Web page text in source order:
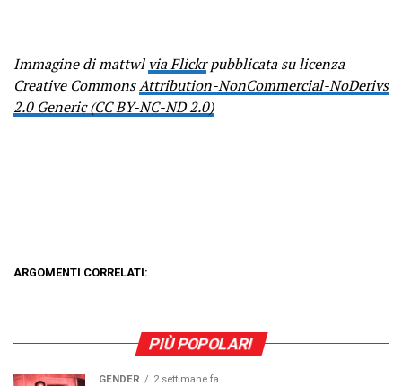
Immagine di mattwlvia Flickrpubblicata su licenza
Creative CommonsAttribution-NonCommercial-NoDerivs
2.0 Generic (CC BY-NC-ND 2.0)
ARGOMENTI CORRELATI:
PIÙ POPOLARI
GENDER 2 settimane fa